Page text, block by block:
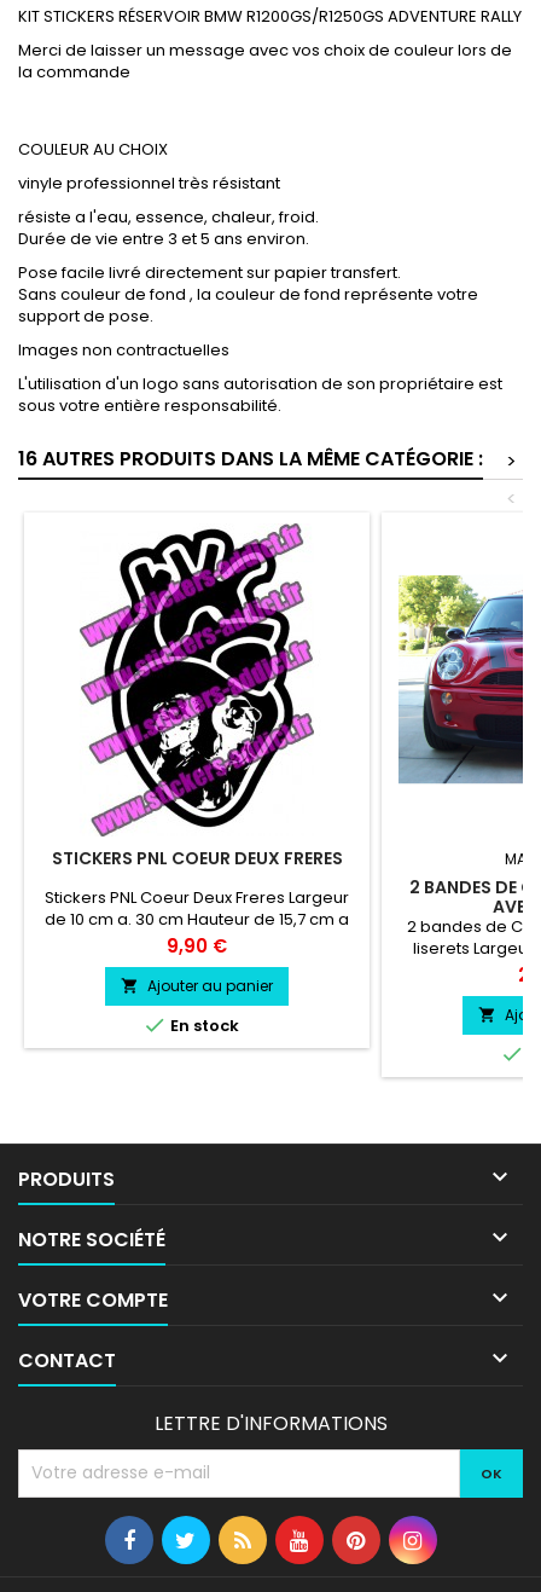
KIT STICKERS RÉSERVOIR BMW R1200GS/R1250GS ADVENTURE RALLY
Merci de laisser un message avec vos choix de couleur lors de
la commande
COULEUR AU CHOIX
vinyle professionnel très résistant
résiste a l'eau, essence, chaleur, froid.
Durée de vie entre 3 et 5 ans environ.
Pose facile livré directement sur papier transfert.
Sans couleur de fond , la couleur de fond représente votre
support de pose.
Images non contractuelles
L'utilisation d'un logo sans autorisation de son propriétaire est
sous votre entière responsabilité.
16 AUTRES PRODUITS DANS LA MÊME CATÉGORIE :
>
<
STICKERS PNL COEUR DEUX FRERES
Stickers PNL Coeur Deux Freres Largeur
de 10 cm a. 30 cm Hauteur de 15,7 cm a
47,3 cm
Prix
9,90 €
 Ajouter au panier
 En stock
2 BANDES DE
AVEC
2 bandes de
liserets Largeur
Largeur
vinyle
a l'eau,
vie entre 3 et 5
livré


PRODUITS 
NOTRE SOCIÉTÉ 
VOTRE COMPTE 
CONTACT 
LETTRE D'INFORMATIONS